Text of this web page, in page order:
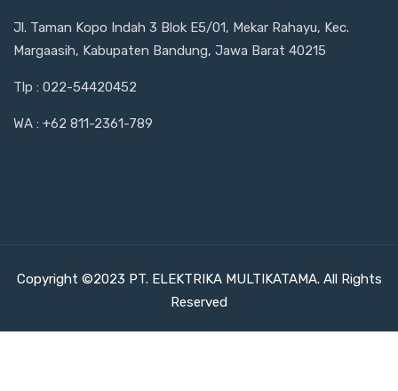
Jl. Taman Kopo Indah 3 Blok E5/01, Mekar Rahayu, Kec.
Margaasih, Kabupaten Bandung, Jawa Barat 40215
Tlp : 022-54420452
WA : +62 811-2361-789
Copyright ©2023 PT. ELEKTRIKA MULTIKATAMA. All Rights
Reserved